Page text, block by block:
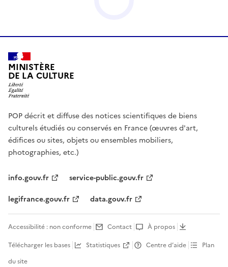
MINISTÈRE
DE LA CULTURE
POP décrit et diffuse des notices scientifiques de biens
culturels étudiés ou conservés en France (œuvres d'art,
édifices ou sites, objets ou ensembles mobiliers,
photographies, etc.)
info.gouv.fr
service-public.gouv.fr
legifrance.gouv.fr
data.gouv.fr
Accessibilité : non conforme Contact
À propos
Télécharger les bases
Statistiques Centre d’aide
Plan
du site